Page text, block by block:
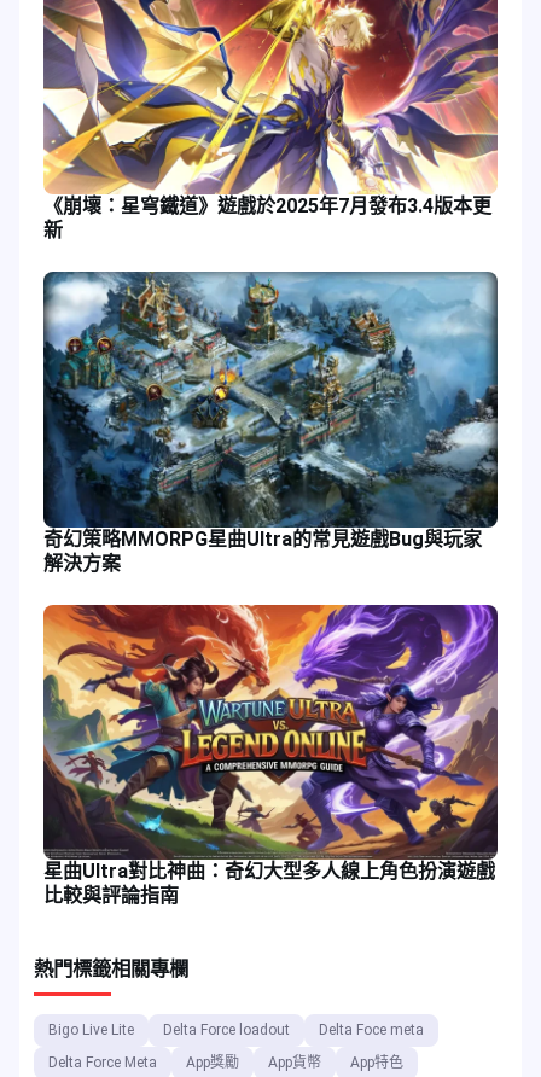
《崩壞：星穹鐵道》遊戲於2025年7月發布3.4版本更
新
奇幻策略MMORPG星曲Ultra的常見遊戲Bug與玩家
解決方案
星曲Ultra對比神曲：奇幻大型多人線上角色扮演遊戲
比較與評論指南
熱門標籤相關專欄
Bigo Live Lite Delta Force loadout
Delta Foce meta
Delta Force Meta
App獎勵 App貨幣 App特色